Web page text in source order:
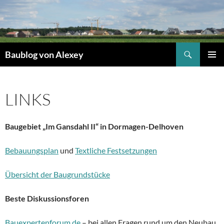
Inhalt
springen
Baublog von Alexey
LINKS
Baugebiet „Im Gansdahl II“ in Dormagen-Delhoven
Bebauungsplan und Textliche Festsetzungen
Übersicht der Baugrundstücke
Beste Diskussionsforen